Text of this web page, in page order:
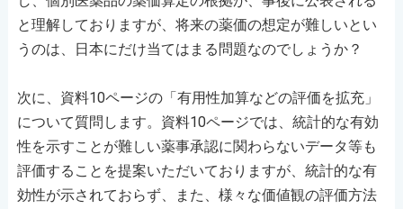
と理解しておりますが、将来の薬価の想定が難しいとい
うのは、日本にだけ当てはまる問題なのでしょうか？
次に、資料10ページの「有用性加算などの評価を拡充」
について質問します。資料10ページでは、統計的な有効
性を示すことが難しい薬事承認に関わらないデータ等も
評価することを提案いただいておりますが、統計的な有
効性が示されておらず、また、様々な価値観の評価方法